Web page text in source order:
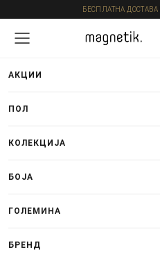
БЕСПЛАТНА
АКЦИИ
ПОЛ
КОЛЕКЦИЈА
БОЈА
ГОЛЕМИНА
БРЕНД